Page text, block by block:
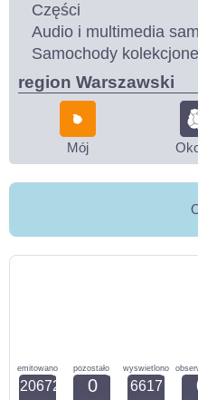
Części
Audio i multimedia
Samochody
region Warszawski
Mój
emitowano
20672
pozostało
0
wyswietlono
6617